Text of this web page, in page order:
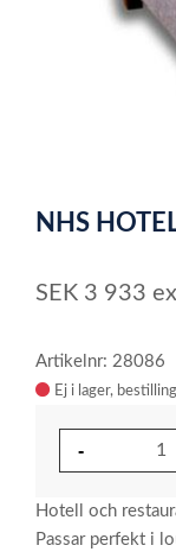
of
NHS
SEK 3 933
Artikelnr: 28086
Ej i lager
Hotell och
Passar perfekt i